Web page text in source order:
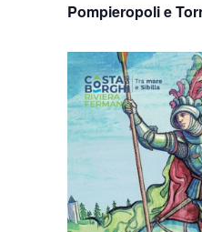
Pompieropoli e